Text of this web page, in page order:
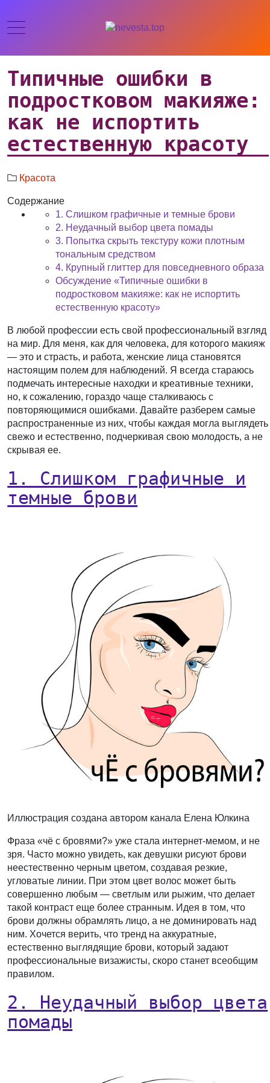
Типичные ошибки в
подростковом макияже:
как не испортить
естественную красоту
Красота
Содержание
1. Слишком графичные и темные брови
2. Неудачный выбор цвета помады
3. Попытка скрыть текстуру кожи плотным
тональным средством
4. Крупный глиттер для повседневного образа
Обсуждение «Типичные ошибки в
подростковом макияже: как не испортить
естественную красоту»
В любой профессии есть свой профессиональный взгляд
на мир. Для меня, как для человека, для которого макияж
— это и страсть, и работа, женские лица становятся
настоящим полем для наблюдений. Я всегда стараюсь
подмечать интересные находки и креативные техники,
но, к сожалению, гораздо чаще сталкиваюсь с
повторяющимися ошибками. Давайте разберем самые
распространенные из них, чтобы каждая могла выглядеть
свежо и естественно, подчеркивая свою молодость, а не
скрывая ее.
1. Слишком графичные и
темные брови
Иллюстрация создана автором канала Елена Юлкина
Фраза «чё с бровями?» уже стала интернет-мемом, и не
зря. Часто можно увидеть, как девушки рисуют брови
неестественно черным цветом, создавая резкие,
угловатые линии. При этом цвет волос может быть
совершенно любым — светлым или рыжим, что делает
такой контраст еще более странным. Идея в том, что
брови должны обрамлять лицо, а не доминировать над
ним. Хочется верить, что тренд на аккуратные,
естественно выглядящие брови, который задают
профессиональные визажисты, скоро станет всеобщим
правилом.
2. Неудачный выбор цвета
помады